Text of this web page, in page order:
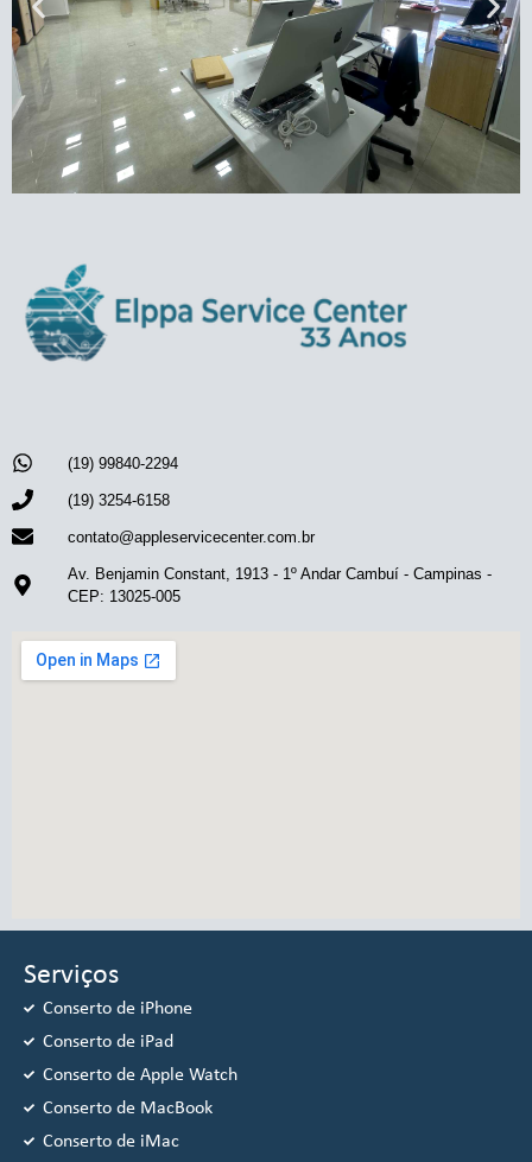
(19) 99840-2294
(19) 3254-6158
contato@appleservicecenter.com.br
Av. Benjamin Constant, 1913 - 1º Andar Cambuí - Campinas -
CEP: 13025-005
Serviços
Conserto de iPhone
Conserto de iPad
Conserto de Apple Watch
Conserto de MacBook
Conserto de iMac